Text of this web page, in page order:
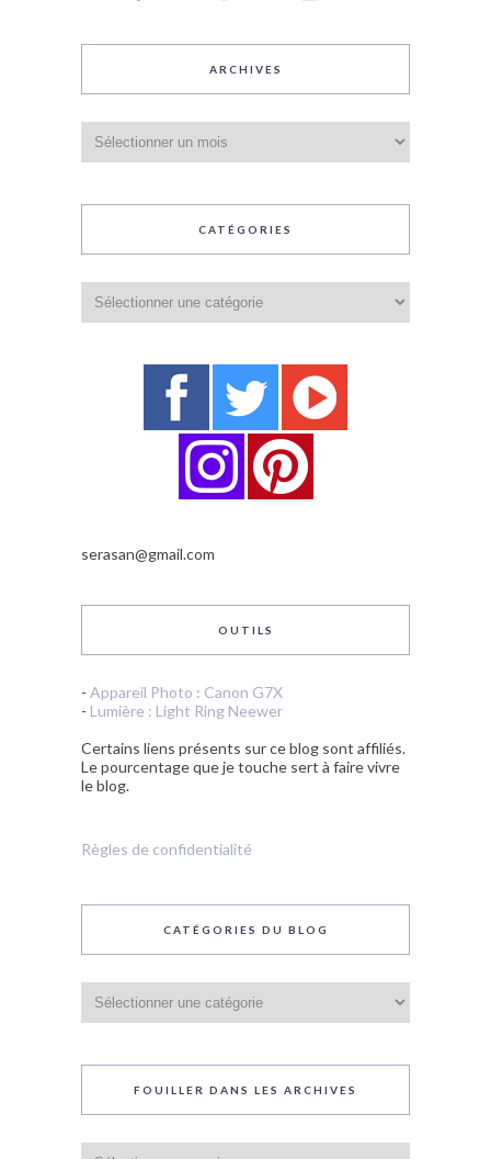
ARCHIVES
CATÉGORIES
serasan@gmail.com
OUTILS
- Appareil Photo : Canon G7X
- Lumière : Light Ring Neewer
Certains liens présents sur ce blog sont affiliés.
Le pourcentage que je touche sert à faire vivre
le blog.
Règles de confidentialité
CATÉGORIES DU BLOG
du
blog
FOUILLER DANS LES ARCHIVES